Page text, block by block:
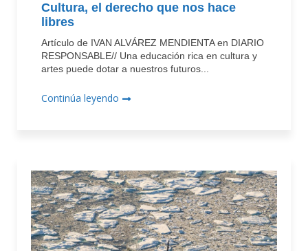
Cultura, el derecho que nos hace
libres
Artículo de IVAN ALVÁREZ MENDIENTA en DIARIO
RESPONSABLE// Una educación rica en cultura y
artes puede dotar a nuestros futuros...
Continúa leyendo